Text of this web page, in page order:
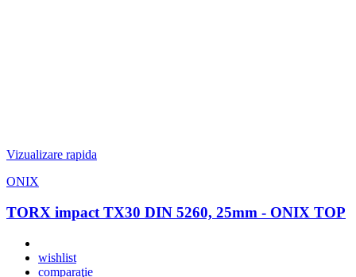
Vizualizare rapida
ONIX
TORX impact TX30 DIN 5260, 25mm - ONIX TOP
wishlist
comparaţie